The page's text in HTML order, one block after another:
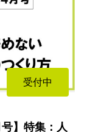
受付中
】特集：人